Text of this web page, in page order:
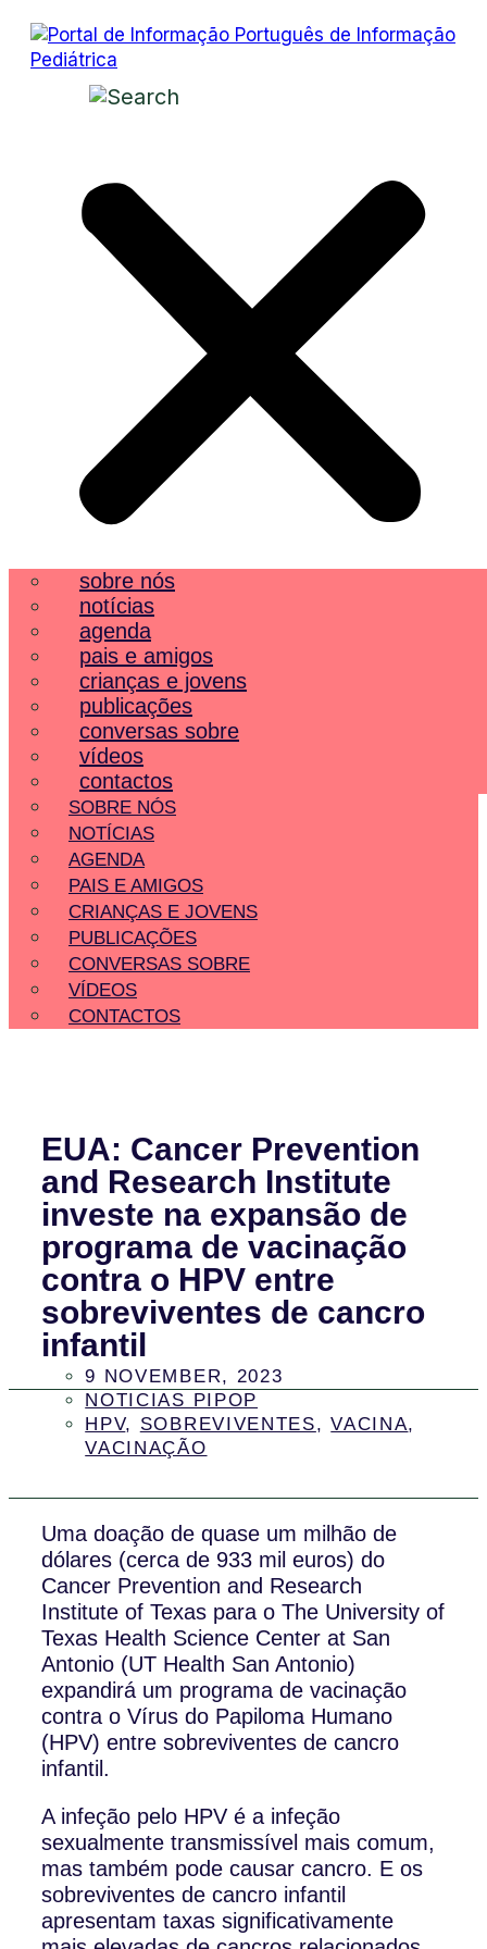
sobre nós
notícias
agenda
pais e amigos
crianças e jovens
publicações
conversas sobre
vídeos
contactos
SOBRE NÓS
NOTÍCIAS
AGENDA
PAIS E AMIGOS
CRIANÇAS E JOVENS
PUBLICAÇÕES
CONVERSAS SOBRE
VÍDEOS
CONTACTOS
EUA: Cancer Prevention
and Research Institute
investe na expansão de
programa de vacinação
contra o HPV entre
sobreviventes de cancro
infantil
9 NOVEMBER, 2023
NOTICIAS PIPOP
HPV, SOBREVIVENTES,VACINA,
VACINAÇÃO
Uma doação de quase um milhão de
dólares (cerca de 933 mil euros) do
Cancer Prevention and Research
Institute of Texas para o The University of
Texas Health Science Center at San
Antonio (UT Health San Antonio)
expandirá um programa de vacinação
contra o Vírus do Papiloma Humano
(HPV) entre sobreviventes de cancro
infantil.
A infeção pelo HPV é a infeção
sexualmente transmissível mais comum,
mas também pode causar cancro. E os
sobreviventes de cancro infantil
apresentam taxas significativamente